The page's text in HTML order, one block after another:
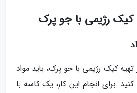
کیک رژیمی با جو پرک
تهیه کیک رژیمی با جو پرک، باید مواد
برای انجام این کار، یک کاسه با